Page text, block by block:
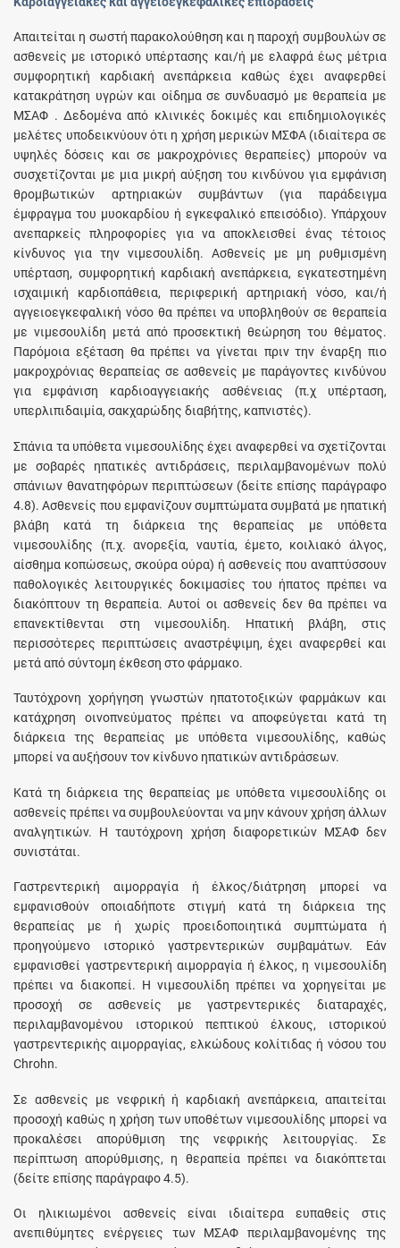
Απαιτείται η σωστή παρακολούθηση και η παροχή συμβουλών σε
ασθενείς με ιστορικό υπέρτασης και/ή με ελαφρά έως μέτρια
συμφορητική καρδιακή ανεπάρκεια καθώς έχει αναφερθεί
κατακράτηση υγρών και οίδημα σε συνδυασμό με θεραπεία με
ΜΣΑΦ . Δεδομένα από κλινικές δοκιμές και επιδημιολογικές
μελέτες υποδεικνύουν ότι η χρήση μερικών ΜΣΦΑ (ιδιαίτερα σε
υψηλές δόσεις και σε μακροχρόνιες θεραπείες) μπορούν να
συσχετίζονται με μια μικρή αύξηση του κινδύνου για εμφάνιση
θρομβωτικών αρτηριακών συμβάντων (για παράδειγμα
έμφραγμα του μυοκαρδίου ή εγκεφαλικό επεισόδιο). Υπάρχουν
ανεπαρκείς πληροφορίες για να αποκλεισθεί ένας τέτοιος
κίνδυνος για την νιμεσουλίδη. Ασθενείς με μη ρυθμισμένη
υπέρταση, συμφορητική καρδιακή ανεπάρκεια, εγκατεστημένη
ισχαιμική καρδιοπάθεια, περιφερική αρτηριακή νόσο, και/ή
αγγειοεγκεφαλική νόσο θα πρέπει να υποβληθούν σε θεραπεία
με νιμεσουλίδη μετά από προσεκτική θεώρηση του θέματος.
Παρόμοια εξέταση θα πρέπει να γίνεται πριν την έναρξη πιο
μακροχρόνιας θεραπείας σε ασθενείς με παράγοντες κινδύνου
για εμφάνιση καρδιοαγγειακής ασθένειας (π.χ υπέρταση,
υπερλιπιδαιμία, σακχαρώδης διαβήτης, καπνιστές).
Σπάνια τα υπόθετα νιμεσουλίδης έχει αναφερθεί να σχετίζονται
με σοβαρές ηπατικές αντιδράσεις, περιλαμβανομένων πολύ
σπάνιων θανατηφόρων περιπτώσεων (δείτε επίσης παράγραφο
4.8). Ασθενείς που εμφανίζουν συμπτώματα συμβατά με ηπατική
βλάβη κατά τη διάρκεια της θεραπείας με υπόθετα
νιμεσουλίδης (π.χ. ανορεξία, ναυτία, έμετο, κοιλιακό άλγος,
αίσθημα κοπώσεως, σκούρα ούρα) ή ασθενείς που αναπτύσσουν
παθολογικές λειτουργικές δοκιμασίες του ήπατος πρέπει να
διακόπτουν τη θεραπεία. Αυτοί οι ασθενείς δεν θα πρέπει να
επανεκτίθενται στη νιμεσουλίδη. Ηπατική βλάβη, στις
περισσότερες περιπτώσεις αναστρέψιμη, έχει αναφερθεί και
μετά από σύντομη έκθεση στο φάρμακο.
Ταυτόχρονη χορήγηση γνωστών ηπατοτοξικών φαρμάκων και
κατάχρηση οινοπνεύματος πρέπει να αποφεύγεται κατά τη
διάρκεια της θεραπείας με υπόθετα νιμεσουλίδης, καθώς
μπορεί να αυξήσουν τον κίνδυνο ηπατικών αντιδράσεων.
Κατά τη διάρκεια της θεραπείας με υπόθετα νιμεσουλίδης οι
ασθενείς πρέπει να συμβουλεύονται να μην κάνουν χρήση άλλων
αναλγητικών. Η ταυτόχρονη χρήση διαφορετικών ΜΣΑΦ δεν
συνιστάται.
Γαστρεντερική αιμορραγία ή έλκος/διάτρηση μπορεί να
εμφανισθούν οποιαδήποτε στιγμή κατά τη διάρκεια της
θεραπείας με ή χωρίς προειδοποιητικά συμπτώματα ή
προηγούμενο ιστορικό γαστρεντερικών συμβαμάτων. Εάν
εμφανισθεί γαστρεντερική αιμορραγία ή έλκος, η νιμεσουλίδη
πρέπει να διακοπεί. Η νιμεσουλίδη πρέπει να χορηγείται με
προσοχή σε ασθενείς με γαστρεντερικές διαταραχές,
περιλαμβανομένου ιστορικού πεπτικού έλκους, ιστορικού
γαστρεντερικής αιμορραγίας, ελκώδους κολίτιδας ή νόσου του
Chrohn.
Σε ασθενείς με νεφρική ή καρδιακή ανεπάρκεια, απαιτείται
προσοχή καθώς η χρήση των υποθέτων νιμεσουλίδης μπορεί να
προκαλέσει απορύθμιση της νεφρικής λειτουργίας. Σε
περίπτωση απορύθμισης, η θεραπεία πρέπει να διακόπτεται
(δείτε επίσης παράγραφο 4.5).
Οι ηλικιωμένοι ασθενείς είναι ιδιαίτερα ευπαθείς στις
ανεπιθύμητες ενέργειες των ΜΣΑΦ περιλαμβανομένης της